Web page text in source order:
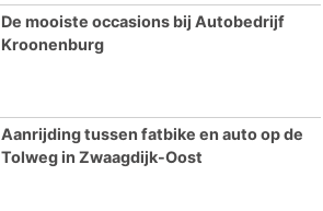
De mooiste occasions bij Autobedrijf
Kroonenburg
Aanrijding tussen fatbike en auto op de
Tolweg in Zwaagdijk-Oost